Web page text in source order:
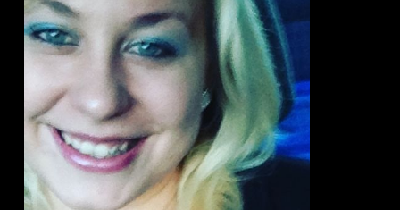
väliä?
Itse
seurustelen
vuotta
vanhemman
miehen
kanssa